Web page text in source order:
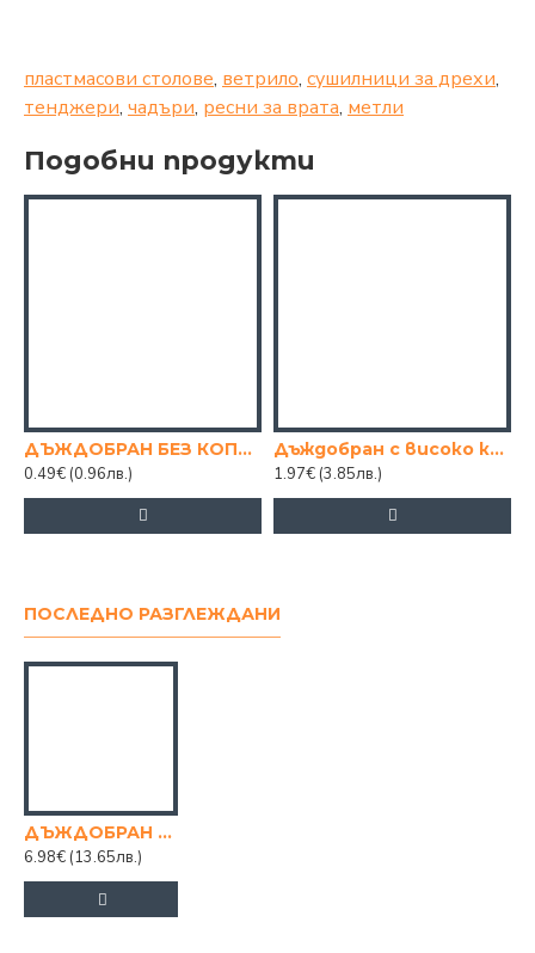
пластмасови столове, ветрило, сушилници за дрехи,
тенджери, чадъри, ресни за врата, метли
Подобни продукти
ДЪЖДОБРАН БЕЗ КОПЧЕ
0.49€ (0.96лв.)
Дъждобран с високо качество
1.97€ (3.85лв.)
ПОСЛЕДНО РАЗГЛЕЖДАНИ
ДЪЖДОБРАН 2 ЧАСТИ
6.98€ (13.65лв.)